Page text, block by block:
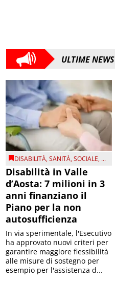
ULTIME NEWS
DISABILITÀ,SANITÀ,SOCIALE, ...
Disabilità in Valle
d’Aosta: 7 milioni in 3
anni finanziano il
Piano per la non
autosufficienza
In via sperimentale, l'Esecutivo
ha approvato nuovi criteri per
garantire maggiore flessibilità
alle misure di sostegno per
esempio per l'assistenza d...